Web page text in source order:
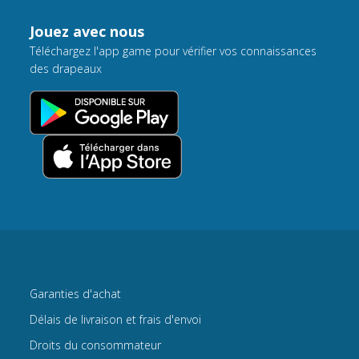
Jouez avec nous
Téléchargez l'app game pour vérifier vos connaissances
des drapeaux
Garanties d'achat
Délais de livraison et frais d'envoi
Droits du consommateur